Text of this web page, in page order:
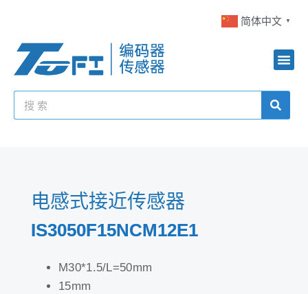
简体中文 ▼
电感式接近传感器
IS3050F15NCM12E1
M30*1.5/L=50mm
15mm